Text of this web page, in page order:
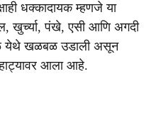
धक्कादायक म्हणजे या
खुर्च्या, पंखे, एसी आणि अगदी
येथे खळबळ उडाली असून
आला आहे.